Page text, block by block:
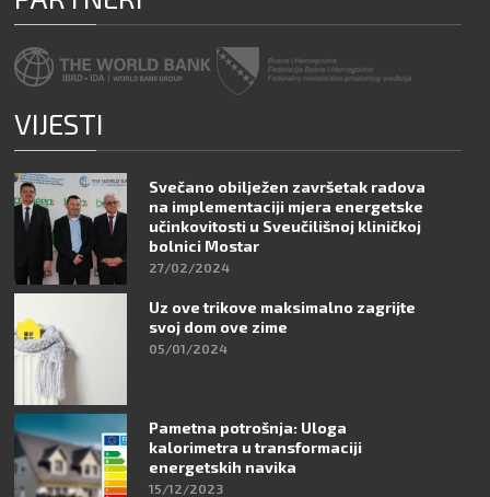
VIJESTI
Svečano obilježen završetak radova
na implementaciji mjera energetske
učinkovitosti u Sveučilišnoj kliničkoj
bolnici Mostar
27/02/2024
Uz ove trikove maksimalno zagrijte
svoj dom ove zime
05/01/2024
Pametna potrošnja: Uloga
kalorimetra u transformaciji
energetskih navika
15/12/2023